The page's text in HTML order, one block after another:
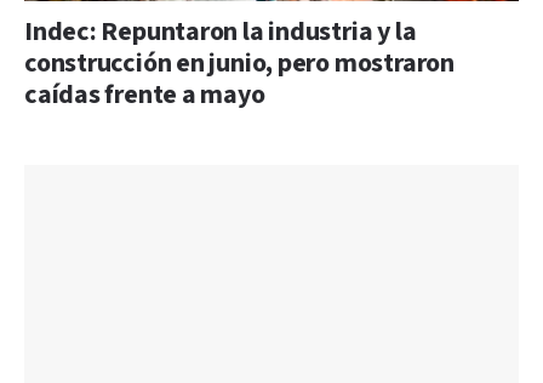
Indec: Repuntaron la industria y la
construcción en junio, pero mostraron
caídas frente a mayo